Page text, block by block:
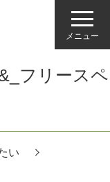
メニュー
フリースペ
い